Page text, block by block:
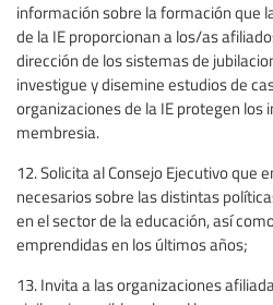
información sobre la formación que
de la IE proporcionan a los/as
dirección de los sistemas de
investigue y disemine estudios de
organizaciones de la IE protegen los
membresia.
12. Solicita al Consejo Ejecutivo que
necesarios sobre las distintas
en el sector de la educación, así
emprendidas en los últimos años;
13. Invita a las organizaciones